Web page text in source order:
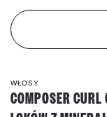
WŁOSY
COMPOSER